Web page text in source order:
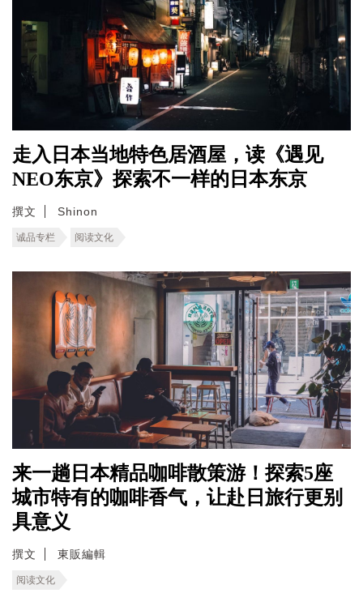
走入日本当地特色居酒屋，读《遇见
NEO东京》探索不一样的日本东京
撰文 Shinon
诚品专栏 阅读文化
来一趟日本精品咖啡散策游！探索5座
城市特有的咖啡香气，让赴日旅行更别
具意义
撰文 東販編輯
阅读文化